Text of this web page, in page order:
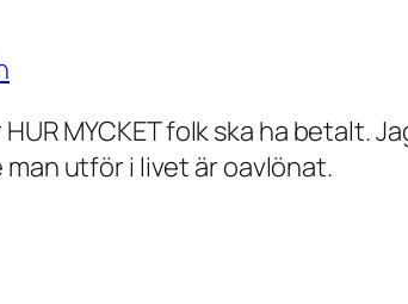
MYCKET folk ska ha
utför i livet är oavlönat.